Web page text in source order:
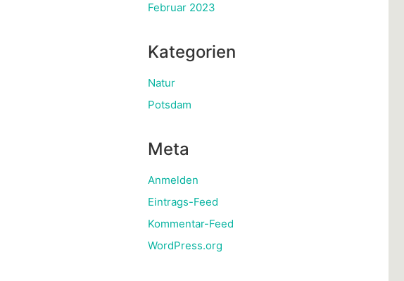
Februar 2023
Kategorien
Natur
Potsdam
Meta
Anmelden
Eintrags-Feed
Kommentar-Feed
WordPress.org